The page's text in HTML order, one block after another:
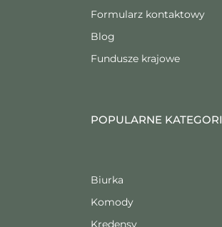
Formularz kontaktowy
Blog
Fundusze krajowe
POPULARNE
Biurka
Komody
Kredensy